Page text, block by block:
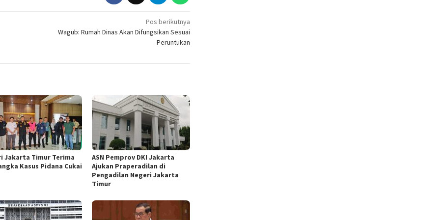
Pos berikutnya
Wagub: Rumah Dinas Akan Difungsikan Sesuai
Peruntukan
Jakarta Timur Terima
Kasus Pidana Cukai
ASN Pemprov DKI Jakarta
Ajukan Praperadilan di
Pengadilan Negeri Jakarta
Timur